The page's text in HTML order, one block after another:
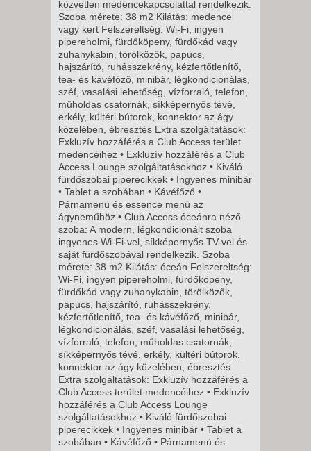
2026. DECEMBER 17.,
CSÜTÖRTÖK -
5 NAP / 4 ÉJSZAKA
2026. DECEMBER 21., HÉTFŐ -
8 NAP / 7 ÉJSZAKA
2026. DECEMBER 21., HÉTFŐ -
11 NAP / 10 ÉJSZAKA
2026. DECEMBER 24.,
CSÜTÖRTÖK -
5 NAP / 4 ÉJSZAKA
2026. DECEMBER 24.,
CSÜTÖRTÖK -
8 NAP / 7 ÉJSZAKA
2026. DECEMBER 28., HÉTFŐ -
8 NAP / 7 ÉJSZAKA
2026. DECEMBER 28., HÉTFŐ -
11 NAP / 10 ÉJSZAKA
2026. DECEMBER 31.,
CSÜTÖRTÖK -
5 NAP / 4 ÉJSZAKA
közvetlen medencekapcsolattal rendelkezik.
Szoba mérete: 38 m2 Kilátás: medence
vagy kert Felszereltség: Wi-Fi, ingyen
pipereholmi, fürdőköpeny, fürdőkád vagy
zuhanykabin, törölközők, papucs,
hajszárító, ruhásszekrény, kézfertőtlenítő,
tea- és kávéfőző, minibár, légkondicionálás,
széf, vasalási lehetőség, vízforraló, telefon,
műholdas csatornák, síkképernyős tévé,
erkély, kültéri bútorok, konnektor az ágy
közelében, ébresztés Extra szolgáltatások:
Exkluzív hozzáférés a Club Access terület
medencéihez • Exkluzív hozzáférés a Club
Access Lounge szolgáltatásokhoz • Kiváló
fürdőszobai piperecikkek • Ingyenes minibár
• Tablet a szobában • Kávéfőző •
Párnamenü és essence menü az
ágyneműhöz • Club Access óceánra néző
szoba: A modern, légkondicionált szoba
ingyenes Wi-Fi-vel, síkképernyős TV-vel és
saját fürdőszobával rendelkezik. Szoba
mérete: 38 m2 Kilátás: óceán Felszereltség:
Wi-Fi, ingyen pipereholmi, fürdőköpeny,
fürdőkád vagy zuhanykabin, törölközők,
papucs, hajszárító, ruhásszekrény,
kézfertőtlenítő, tea- és kávéfőző, minibár,
légkondicionálás, széf, vasalási lehetőség,
vízforraló, telefon, műholdas csatornák,
síkképernyős tévé, erkély, kültéri bútorok,
konnektor az ágy közelében, ébresztés
Extra szolgáltatások: Exkluzív hozzáférés a
Club Access terület medencéihez • Exkluzív
hozzáférés a Club Access Lounge
szolgáltatásokhoz • Kiváló fürdőszobai
piperecikkek • Ingyenes minibár • Tablet a
szobában • Kávéfőző • Párnamenü és